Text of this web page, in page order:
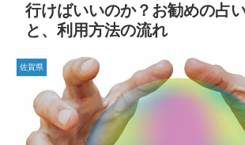
行けばいいのか？お勧めの占
と、利用方法の流れ
佐賀県